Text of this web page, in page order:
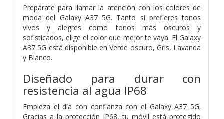
Prepárate para llamar la atención con los colores de
moda del Galaxy A37 5G. Tanto si prefieres tonos
vivos y alegres como tonos más oscuros y
sofisticados, elige el color que mejor te vaya. El Galaxy
A37 5G está disponible en Verde oscuro, Gris, Lavanda
y Blanco.
Diseñado para durar con
resistencia al agua IP68
Empieza el día con confianza con el Galaxy A37 5G.
Gracias a la protección IP68, tu móvil está protegido